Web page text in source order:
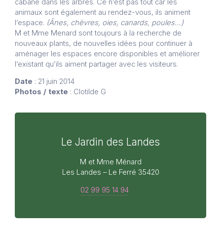
animaux sont également au rendez-vous, ils animent
l’espace. (Ânes, chèvres, oies, canards, poules…)
M et Mme Menard sont toujours à la recherche de
nouveaux plants, de nouvelles idées pour continuer à
aménager les espaces encore disponibles et améliorer
l’existant qu’ils aiment partager avec les visiteurs.
Date : 21 juin 2014
Photos / texte : Clotilde G
Le Jardin des Landes
M et Mme Ménard
Les Landes – Le Ferré 35420
02 99 95 14 94